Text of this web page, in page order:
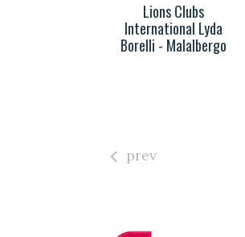
Lions Clubs
International Lyda
Borelli - Malalbergo
prev